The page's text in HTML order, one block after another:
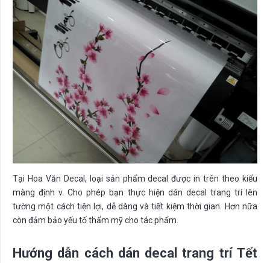
Tại Hoa Văn Decal, loại sản phẩm decal được in trên theo kiểu
màng định v. Cho phép bạn thực hiện dán decal trang trí lên
tường một cách tiện lợi, dễ dàng và tiết kiệm thời gian. Hơn nữa
còn đảm bảo yếu tố thẩm mỹ cho tác phẩm.
Hướng dẫn cách dán decal trang trí Tết